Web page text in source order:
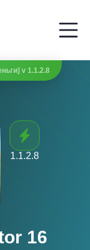
v 1.1.2.8
1.1.2.8
16